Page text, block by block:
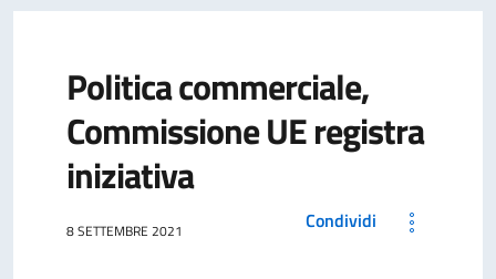
Politica commerciale,
Commissione UE registra
iniziativa
8 SETTEMBRE 2021 Condividi